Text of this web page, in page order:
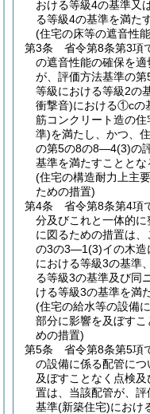
おける等級4の基準又
る等級4の基準を満た
(住宅の床等の遮音性
第3条
省令第8条第3項
の遮音性能の確保を
が、評価方法基準の
等級における等級2の
衝撃音)における①cの
筋コンクリート造の
準)を満たし、かつ、
の第5の8の8―4(3)の
基準を満たすこととな
(住宅の構造耐力上主
ための措置)
第4条
省令第8条第4項
分及びこれと一体的
に図るための措置は
の3の3―1(3)イの木
における等級3の基準
る等級3の基準及び同
ける等級3の基準を満
(住宅の給水等の設備
部分に影響を及ぼす
めの措置)
第5条
省令第8条第5項
の設備に係る配管に
及ぼすことなく点検
置は、当該配管が、
基準(新築住宅)におけ